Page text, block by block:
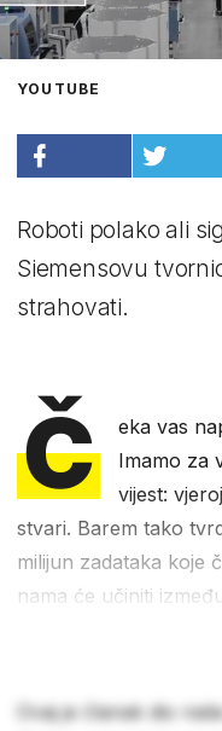
YOUTUBE
Roboti polako ali
Siemensovu
strahovati.
Č
eka vas
Imamo za
vijest:
stvari. Barem tako
milijun zadataka koje
nama će učiniti
Ovaj je članak dio